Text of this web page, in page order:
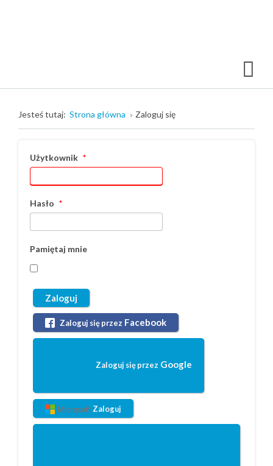
Jesteś tutaj: Strona główna Zaloguj się
Użytkownik *
Hasło *
Pamiętaj mnie
Zaloguj
Zaloguj się przez Facebook
Zaloguj się przez Google
Zaloguj